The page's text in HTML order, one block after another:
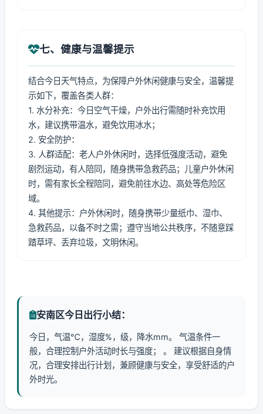
七、健康与温馨提示
结合今日天气特点，为保障户外休闲健康与安全，温馨提
示如下，覆盖各类人群：
1. 水分补充：今日空气干燥，户外出行需随时补充饮用
水，建议携带温水，避免饮用冰水；
2. 安全防护：
3. 人群适配：老人户外休闲时，选择低强度活动，避免
剧烈运动，有人陪同，随身携带急救药品；儿童户外休闲
时，需有家长全程陪同，避免前往水边、高处等危险区
域。
4. 其他提示：户外休闲时，随身携带少量纸巾、湿巾、
急救药品，以备不时之需；遵守当地公共秩序，不随意踩
踏草坪、丢弃垃圾，文明休闲。
安南区今日出行小结：
今日，气温℃，湿度%，级，降水mm。 气温条件一
般，合理控制户外活动时长与强度； 。 建议根据自身情
况，合理安排出行计划，兼顾健康与安全，享受舒适的户
外时光。